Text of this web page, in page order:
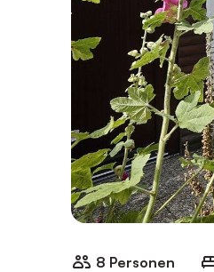
8 Personen